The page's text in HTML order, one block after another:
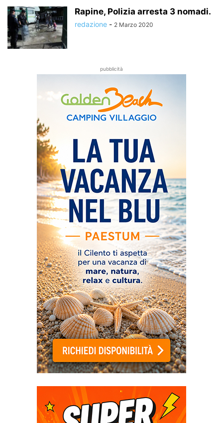
Rapine, Polizia arresta 3 nomadi.
redazione - 2 Marzo 2020
pubblicità